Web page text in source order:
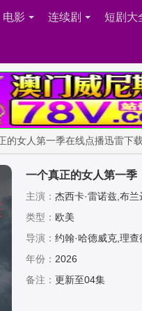
电影 连续剧 短剧大
的女人第一季在线点播迅雷下
一个真正的女人第一季
主演： 杰西卡·雷诺兹,布
格波,利安娜·贝斯特,威尔·
乔治娜·萨德勒
类型： 欧美
导演： 约翰·哈德威克,理
rrie
年份： 2026
备注： 更新至04集